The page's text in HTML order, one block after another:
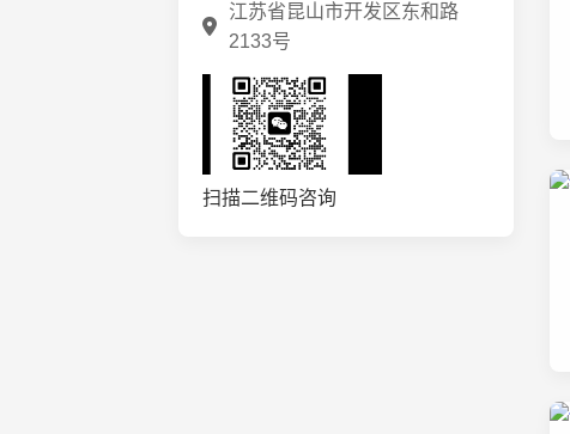
兼房锯片
江苏省昆山市开发区东和路
2133号
扫描二维码咨询